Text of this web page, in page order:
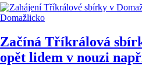
Domažlicko
Začíná Tříkrálová
opět lidem v nouzi